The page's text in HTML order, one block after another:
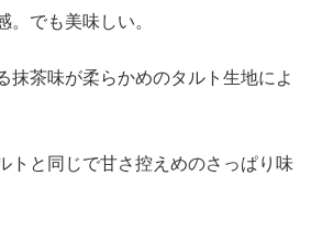
。でも美味しい。
抹茶味が柔らかめのタルト生地によ
トと同じで甘さ控えめのさっぱり味